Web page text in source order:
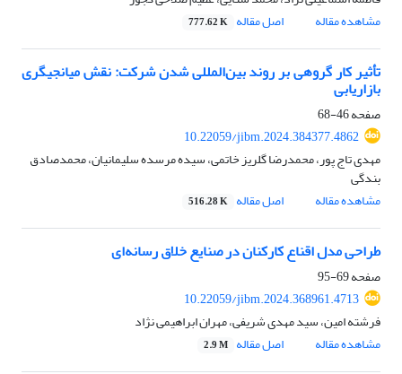
مشاهده مقاله
اصل مقاله 777.62 K
تأثیر کار گروهی بر روند بین‌المللی شدن شرکت: نقش میانجیگری
بازاریابی
صفحه46-68
10.22059/jibm.2024.384377.4862
مهدی تاج پور، محمدرضا گلریز خاتمی، سیده مرسده سلیمانیان، محمدصادق
بندگی
مشاهده مقاله
اصل مقاله 516.28 K
طراحی مدل اقناع کارکنان در صنایع خلاق رسانه‌ای
صفحه69-95
10.22059/jibm.2024.368961.4713
فرشته امین، سید مهدی شریفی، مهران ابراهیمی نژاد
مشاهده مقاله
اصل مقاله 2.9 M